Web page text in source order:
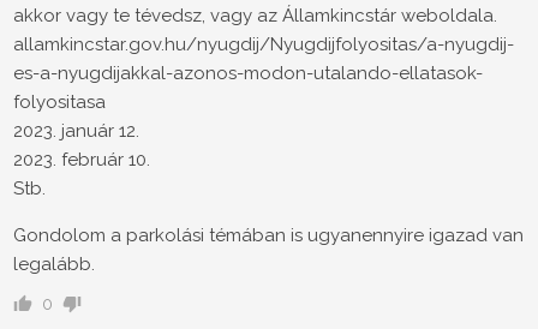
akkor vagy te tévedsz, vagy az Államkincstár weboldala.
allamkincstar.gov.hu/nyugdij/Nyugdijfolyositas/a-nyugdij-
es-a-nyugdijakkal-azonos-modon-utalando-ellatasok-
folyositasa
2023. január 12.
2023. február 10.
Stb.
Gondolom a parkolási témában is ugyanennyire igazad van
legalább.
0